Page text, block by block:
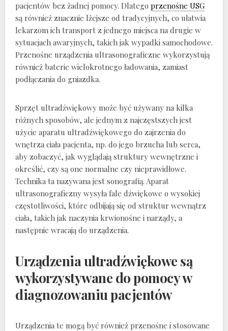
pacjentów bez żadnej pomocy. Dlatego przenośne USG
są również znacznie lżejsze od tradycyjnych, co ułatwia
lekarzom ich transport z jednego miejsca na drugie w
sytuacjach awaryjnych, takich jak wypadki samochodowe.
Przenośne urządzenia ultrasonograficzne wykorzystują
również baterie wielokrotnego ładowania, zamiast
podłączania do gniazdka.
Sprzęt ultradźwiękowy może być używany na kilka
różnych sposobów, ale jednym z najczęstszych jest
użycie aparatu ultradźwiękowego do zajrzenia do
wnętrza ciała pacjenta, np. do jego brzucha lub serca,
aby zobaczyć, jak wyglądają struktury wewnętrzne i
określić, czy są one normalne czy nieprawidłowe.
Technika ta nazywana jest sonografią. Aparat
ultrasonograficzny wysyła fale dźwiękowe o wysokiej
częstotliwości, które odbijają się od struktur wewnątrz
ciała, takich jak naczynia krwionośne i narządy, a
następnie wracają do urządzenia.
Urządzenia ultradźwiękowe są
wykorzystywane do pomocy w
diagnozowaniu pacjentów
Urządzenia te mogą być również przenośne i stosowane